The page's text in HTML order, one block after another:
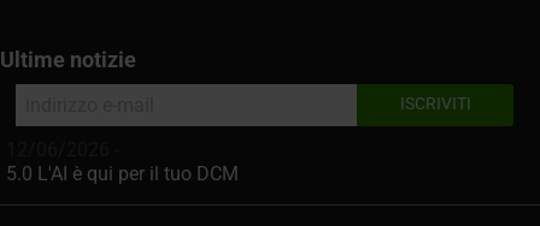
Ultime notizie
5.0 L'AI è qui per il tuo DCM